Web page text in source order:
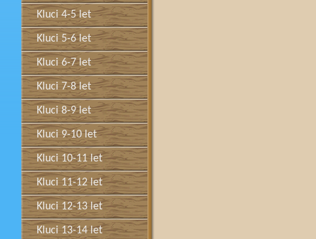
Kluci 4-5 let
Kluci 5-6 let
Kluci 6-7 let
Kluci 7-8 let
Kluci 8-9 let
Kluci 9-10 let
Kluci 10-11 let
Kluci 11-12 let
Kluci 12-13 let
Kluci 13-14 let